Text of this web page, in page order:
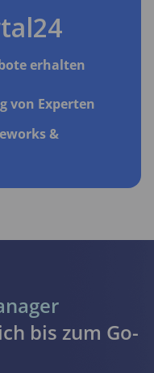
erhalten
von Experten
&
bis zum Go-